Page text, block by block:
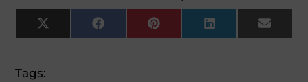
X
(Twitter)
FacebookPinterestLinkedInEmail
Tags: